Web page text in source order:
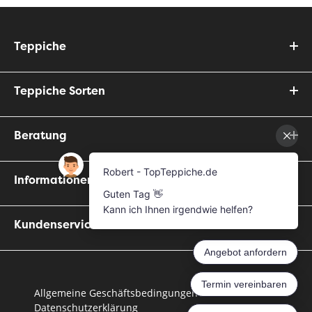
Teppiche
Teppiche Sorten
Beratung
Informationen
Kundenservice
Allgemeine Geschäftsbedingungen
Datenschutzerklärung